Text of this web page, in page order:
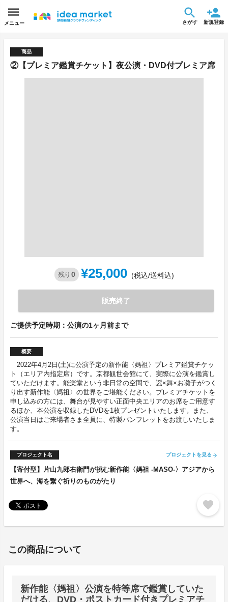
メニュー さがす 新規登録
商品
②【プレミア鑑賞チケット】夜公演・DVD付プレミア席
残り 0 ¥25,000 (税込/送料込)
販売終了
ご提供予定時期：公演の1ヶ月前まで
概要
2022年4月2日(土)に公演予定の新作能〈媽祖〉プレミア鑑賞チケッ
ト（エリア内指定席）です。京都観世会館にて、実際に公演を鑑賞し
ていただけます。能楽堂という非日常の空間で、謡×舞×お囃子がつく
り出す新作能〈媽祖〉の世界をご堪能ください。プレミアチケットを
申し込みの方には、舞台が見やすい正面中央エリアのお席をご用意す
るほか、本公演を収録したDVDを1枚プレゼントいたします。また、
公演当日はご来場者さま全員に、特製パンフレットをお渡しいたしま
す。
プロジェクト名 プロジェクトを見る arrow_forward
【寄付型】片山九郎右衛門が挑む新作能〈媽祖 -MASO-〉アジアから
世界へ、海を繋ぐ祈りのものがたり
favorite
この商品について
新作能〈媽祖〉公演を特等席で鑑賞していた
だける、DVD・ポストカード付きプレミアチ